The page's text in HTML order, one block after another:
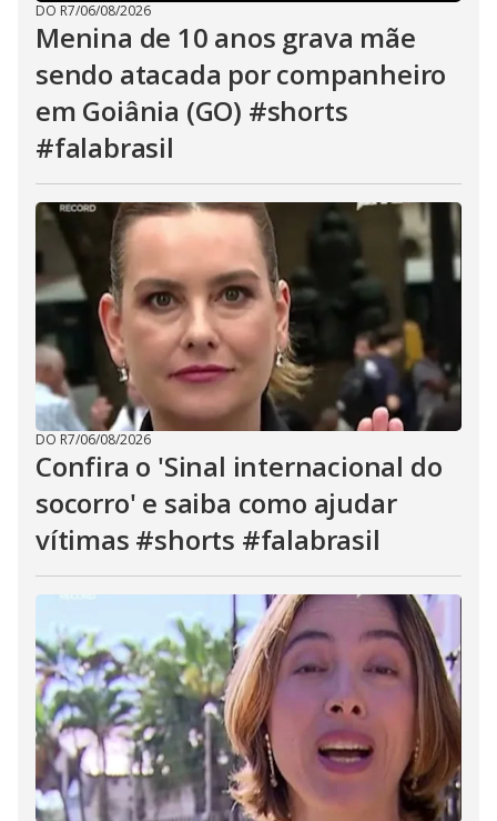
DO R7/06/08/2026
Menina de 10 anos grava mãe
sendo atacada por companheiro
em Goiânia (GO) #shorts
#falabrasil
DO R7/06/08/2026
Confira o 'Sinal internacional do
socorro' e saiba como ajudar
vítimas #shorts #falabrasil